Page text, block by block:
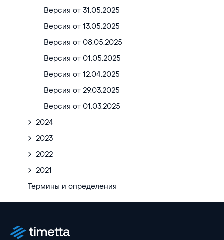
Версия от 31.05.2025
Версия от 13.05.2025
Версия от 08.05.2025
Версия от 01.05.2025
Версия от 12.04.2025
Версия от 29.03.2025
Версия от 01.03.2025
2024
2023
2022
2021
Термины и определения